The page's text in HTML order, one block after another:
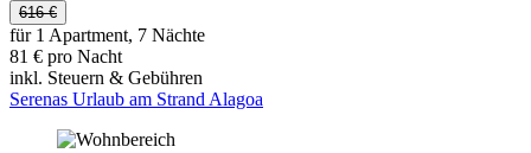
616 €
für 1 Apartment, 7 Nächte
81 € pro Nacht
inkl. Steuern & Gebühren
Serenas Urlaub am Strand Alagoa